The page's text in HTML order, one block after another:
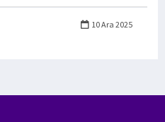
10 Ara 2025